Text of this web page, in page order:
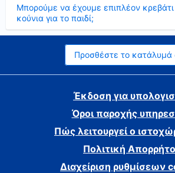
Μπορούμε να έχουμε επιπλέον
κούνια για το παιδί;
Προσθέστε το κατάλυμά
Έκδοση για
Όροι παροχής
Πώς λειτουργεί ο
Πολιτική
Διαχείριση ρυθμίσεων